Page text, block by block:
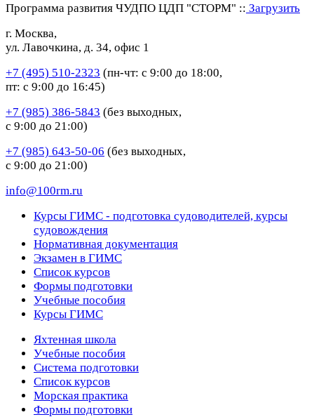
Программа развития ЧУДПО ЦДП "СТОРМ" :: Загрузить
г. Москва,
ул. Лавочкина, д. 34, офис 1
+7 (495) 510-2323 (пн-чт: с 9:00 до 18:00,
пт: с 9:00 до 16:45)
+7 (985) 386-5843 (без выходных,
с 9:00 до 21:00)
+7 (985) 643-50-06 (без выходных,
с 9:00 до 21:00)
info@100rm.ru
Курсы ГИМС - подготовка судоводителей, курсы
судовождения
Нормативная документация
Экзамен в ГИМС
Список курсов
Формы подготовки
Учебные пособия
Курсы ГИМС
Яхтенная школа
Учебные пособия
Cистема подготовки
Список курсов
Морская практика
Формы подготовки